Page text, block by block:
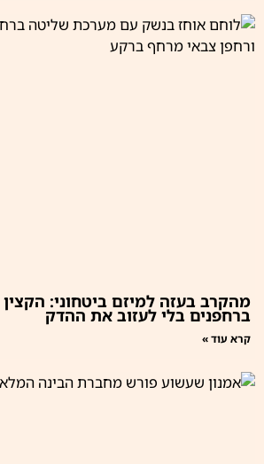
מהקרב בעזה למיזם ביטחוני:
ברחפנים בלי לעזוב את ההדק
קרא עוד »